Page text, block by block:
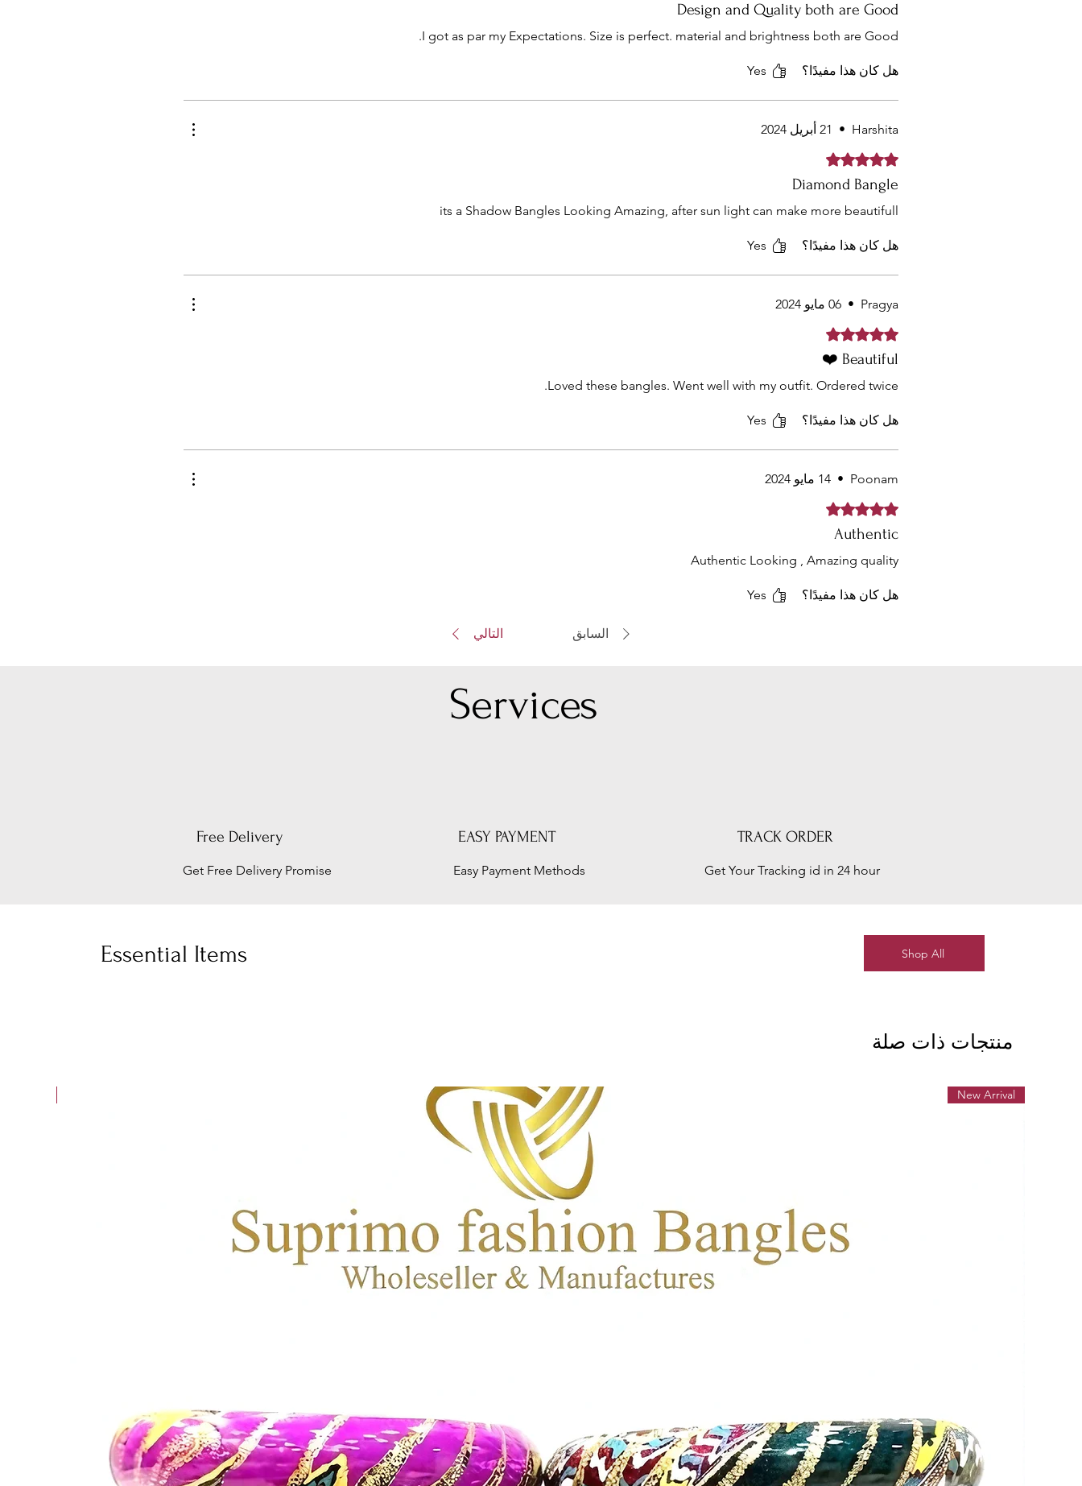
Design and Quality both are Good
I got as par my Expectations. Size is perfect. material and brightness both are Good.
هل كان هذا مفيدًا؟ Yes
Harshita
• 21 أبريل 2024
تم التقييم بـ 5 من أصل 5 نجوم.
Diamond Bangle
its a Shadow Bangles Looking Amazing, after sun light can make more beautifull
هل كان هذا مفيدًا؟ Yes
Pragya
• 06 مايو 2024
تم التقييم بـ 5 من أصل 5 نجوم.
Beautiful ❤️
Loved these bangles. Went well with my outfit. Ordered twice.
هل كان هذا مفيدًا؟ Yes
Poonam
• 14 مايو 2024
تم التقييم بـ 5 من أصل 5 نجوم.
Authentic
Authentic Looking , Amazing quality
هل كان هذا مفيدًا؟ Yes
السابق التالي
Services
Free Delivery
Get Free Delivery Promise
EASY PAYMENT
Easy Payment Methods
TRACK ORDER
Get Your Tracking id in 24 hour
Essential Items Shop All
منتجات ذات صلة
New Arrival